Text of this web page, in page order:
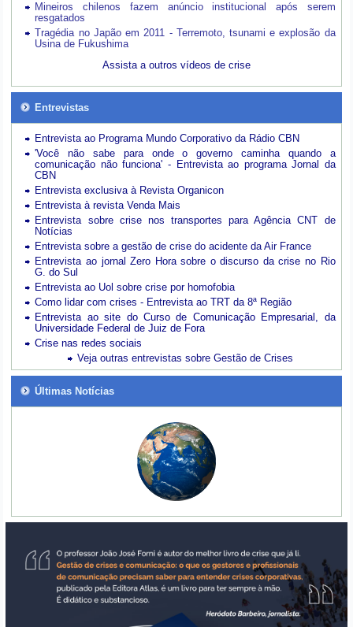
Mineiros chilenos fazem anúncio institucional após serem
resgatados
Tragédia no Japão em 2011 - Terremoto, tsunami e explosão da
Usina de Fukushima
Assista a outros vídeos de crise
Entrevistas
Entrevista ao Programa Mundo Corporativo da Rádio CBN
'Você não sabe para onde o governo caminha quando a
comunicação não funciona' - Entrevista ao programa Jornal da
CBN
Entrevista exclusiva à Revista Organicon
Entrevista à revista Venda Mais
Entrevista sobre crise nos transportes para Agência CNT de
Notícias
Entrevista sobre a gestão de crise do acidente da Air France
Entrevista ao jornal Zero Hora sobre o discurso da crise no Rio
G. do Sul
Entrevista ao Uol sobre crise por homofobia
Como lidar com crises - Entrevista ao TRT da 8ª Região
Entrevista ao site do Curso de Comunicação Empresarial, da
Universidade Federal de Juiz de Fora
Crise nas redes sociais
Veja outras entrevistas sobre Gestão de Crises
Últimas Notícias